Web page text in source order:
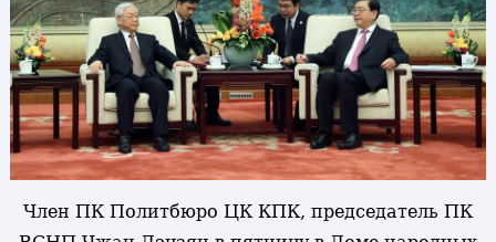
Член ПК Политбюро ЦК КПК, председатель ПК